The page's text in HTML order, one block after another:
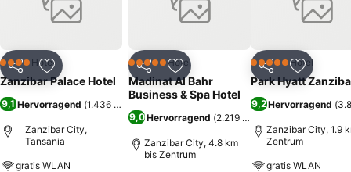
Teilen Zu Favoriten hinzufügen
4 SterneHotel
Zanzibar Palace Hotel
9,1 Hervorragend (1.436 Bewertungen
Zanzibar City,
Tansania
gratis WLAN
Teilen Zu Favoriten hinzufügen
5 Sterne Hotel
Madinat Al Bahr
Business & Spa Hotel
9,0Hervorragend (2.219 Bewertungen
Zanzibar City, 4.8 km
bis Zentrum
Teilen Zu
5 Sterne Hotel
Park Hyatt
9,2Hervorragend (
Zanzibar City, 1.9
Zentrum
gratis WLAN